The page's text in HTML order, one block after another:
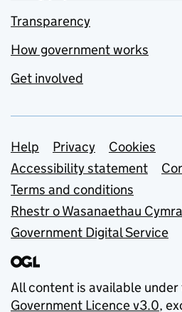
Transparency
How government works
Get involved
Support links
Help Privacy
Cookies
Accessibility statement
Terms and conditions
Rhestr o Wasanaethau
Government Digital Service
All content is available under
Government Licence v3.0,